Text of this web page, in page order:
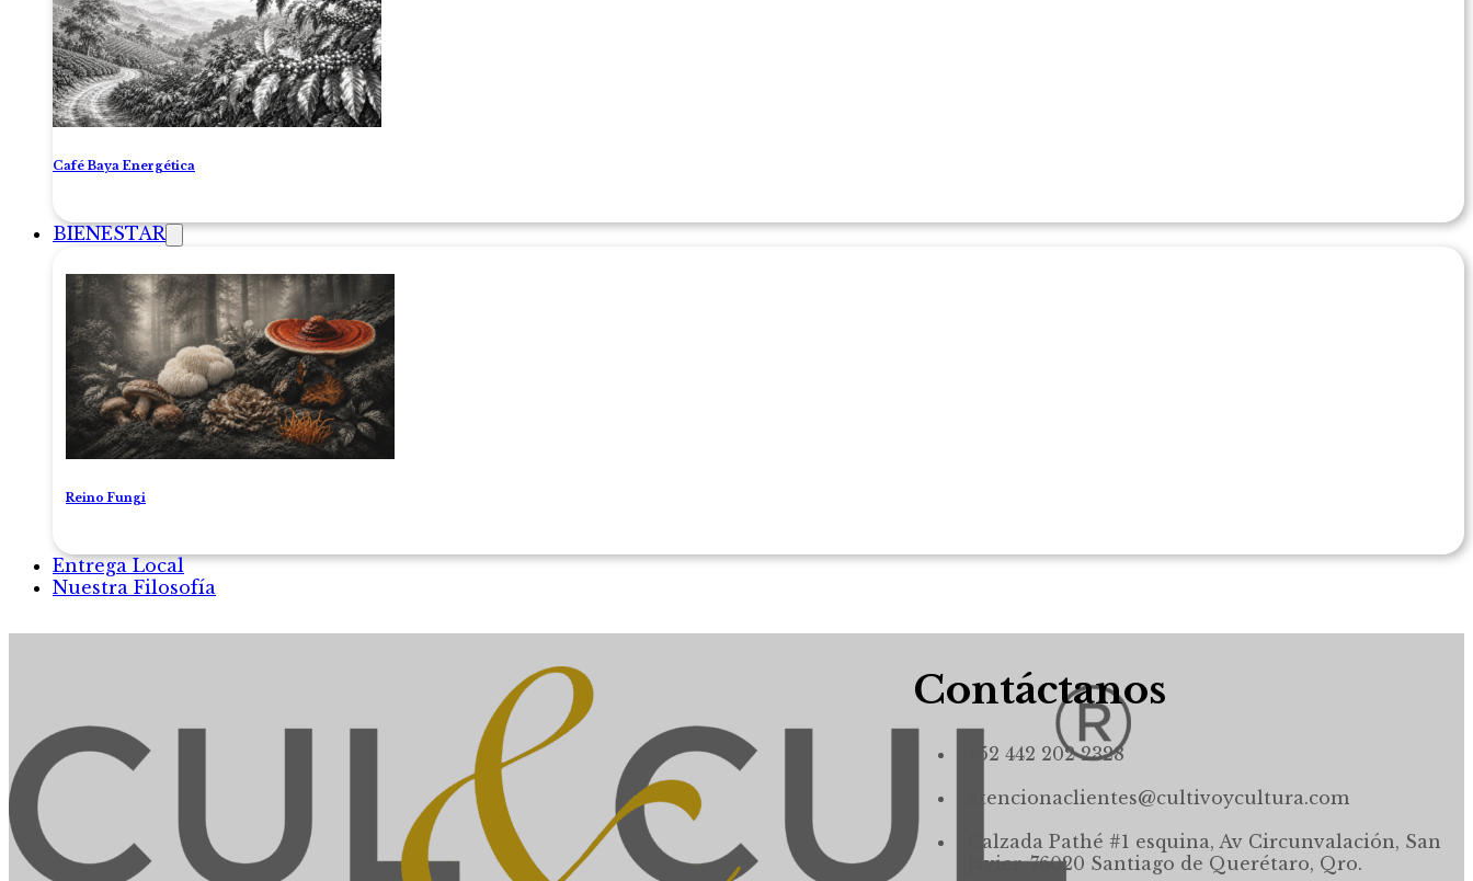
Café Baya Energética
BIENESTAR
Reino Fungi
Entrega Local
Nuestra Filosofía
Contáctanos
+52 442 202 2328
atencionaclientes@cultivoycultura.com
Calzada Pathé #1 esquina, Av Circunvalación, San
Javier, 76020 Santiago de Querétaro, Qro.